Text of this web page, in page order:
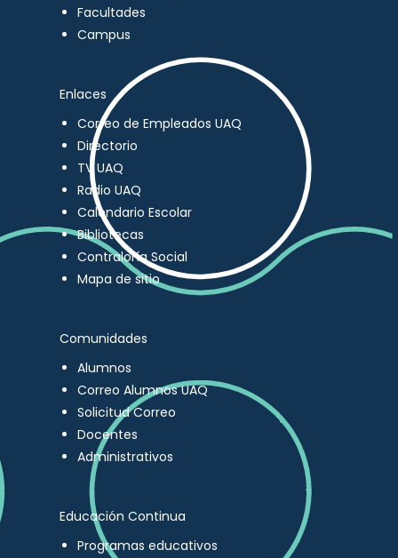
Facultades
Campus
Enlaces
Correo de Empleados UAQ
Directorio
TV UAQ
Radio UAQ
Calendario Escolar
Bibliotecas
Contraloría Social
Mapa de sitio
Comunidades
Alumnos
Correo Alumnos UAQ
Solicitud Correo
Docentes
Administrativos
Educación Continua
Programas educativos